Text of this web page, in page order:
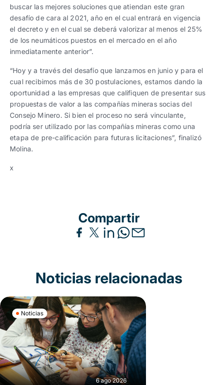
buscar las mejores soluciones que atiendan este gran
desafío de cara al 2021, año en el cual entrará en vigencia
el decreto y en el cual se deberá valorizar al menos el 25%
de los neumáticos puestos en el mercado en el año
inmediatamente anterior”.
“Hoy y a través del desafío que lanzamos en junio y para el
cual recibimos más de 30 postulaciones, estamos dando la
oportunidad a las empresas que califiquen de presentar sus
propuestas de valor a las compañías mineras socias del
Consejo Minero. Si bien el proceso no será vinculante,
podría ser utilizado por las compañías mineras como una
etapa de pre-calificación para futuras licitaciones”, finalizó
Molina.
x
Compartir
Noticias relacionadas
Noticias
6 ago 2026